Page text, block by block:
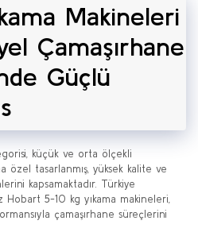
Makineleri
Çamaşırhane
Güçlü
küçük ve orta ölçekli
özel tasarlanmış, yüksek kalite ve
kapsamaktadır. Türkiye
5-10 kg yıkama makineleri,
çamaşırhane süreçlerini